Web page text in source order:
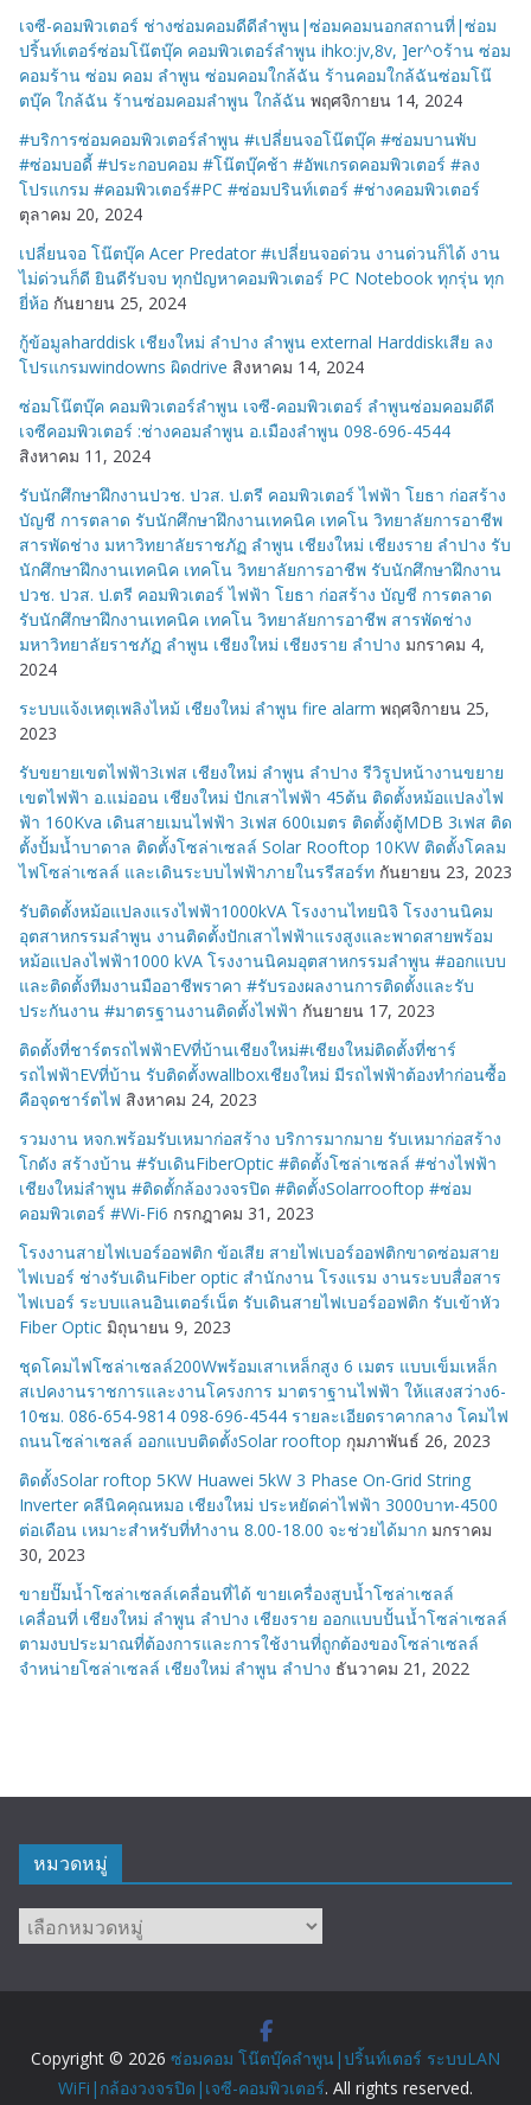
เจซี-คอมพิวเตอร์ ช่างซ่อมคอมดีดีลำพูน|ซ่อมคอมนอกสถานที่|ซ่อม
ปริ้นท์เตอร์ซ่อมโน๊ตบุ๊ค คอมพิวเตอร์ลำพูน ihko:jv,8v, ]er^oร้าน ซ่อม
คอมร้าน ซ่อม คอม ลำพูน ซ่อมคอมใกล้ฉัน ร้านคอมใกล้ฉันซ่อมโน๊
ตบุ๊ค ใกล้ฉัน ร้านซ่อมคอมลำพูน ใกล้ฉัน พฤศจิกายน 14, 2024
#บริการซ่อมคอมพิวเตอร์ลำพูน #เปลี่ยนจอโน๊ตบุ๊ค #ซ่อมบานพับ
#ซ่อมบอดี้ #ประกอบคอม #โน๊ตบุ๊คช้า #อัพเกรดคอมพิวเตอร์ #ลง
โปรแกรม #คอมพิวเตอร์#PC #ซ่อมปรินท์เตอร์ #ช่างคอมพิวเตอร์
ตุลาคม 20, 2024
เปลี่ยนจอ โน๊ตบุ๊ค Acer Predator #เปลี่ยนจอด่วน งานด่วนก็ได้ งาน
ไม่ด่วนก็ดี ยินดีรับจบ ทุกปัญหาคอมพิวเตอร์ PC Notebook ทุกรุ่น ทุก
ยี่ห้อ กันยายน 25, 2024
กู้ข้อมูลharddisk เชียงใหม่ ลำปาง ลำพูน external Harddiskเสีย ลง
โปรแกรมwindowns ผิดdrive สิงหาคม 14, 2024
ซ่อมโน๊ตบุ๊ค คอมพิวเตอร์ลำพูน เจซี-คอมพิวเตอร์ ลำพูนซ่อมคอมดีดี
เจซีคอมพิวเตอร์ :ช่างคอมลำพูน อ.เมืองลำพูน 098-696-4544
สิงหาคม 11, 2024
รับนักศึกษาฝึกงานปวช. ปวส. ป.ตรี คอมพิวเตอร์ ไฟฟ้า โยธา ก่อสร้าง
บัญชี การตลาด รับนักศึกษาฝึกงานเทคนิค เทคโน วิทยาลัยการอาชีพ
สารพัดช่าง มหาวิทยาลัยราชภัฏ ลำพูน เชียงใหม่ เชียงราย ลำปาง รับ
นักศึกษาฝึกงานเทคนิค เทคโน วิทยาลัยการอาชีพ รับนักศึกษาฝึกงาน
ปวช. ปวส. ป.ตรี คอมพิวเตอร์ ไฟฟ้า โยธา ก่อสร้าง บัญชี การตลาด
รับนักศึกษาฝึกงานเทคนิค เทคโน วิทยาลัยการอาชีพ สารพัดช่าง
มหาวิทยาลัยราชภัฏ ลำพูน เชียงใหม่ เชียงราย ลำปาง มกราคม 4,
2024
ระบบแจ้งเหตุเพลิงไหม้ เชียงใหม่ ลำพูน fire alarm พฤศจิกายน 25,
2023
รับขยายเขตไฟฟ้า3เฟส เชียงใหม่ ลำพูน ลำปาง รีวิรูปหน้างานขยาย
เขตไฟฟ้า อ.แม่ออน เชียงใหม่ ปักเสาไฟฟ้า 45ต้น ติดตั้งหม้อแปลงไฟ
ฟ้า 160Kva เดินสายเมนไฟฟ้า 3เฟส 600เมตร ติดตั้งตู้MDB 3เฟส ติด
ตั้งปั้มน้ำบาดาล ติดตั้งโซล่าเซลล์ Solar Rooftop 10KW ติดตั้งโคลม
ไฟโซล่าเซลล์ และเดินระบบไฟฟ้าภายในรรีสอร์ท กันยายน 23, 2023
รับติดตั้งหม้อแปลงแรงไฟฟ้า1000kVA โรงงานไทยนิจิ โรงงานนิคม
อุตสาหกรรมลำพูน งานติดตั้งปักเสาไฟฟ้าแรงสูงและพาดสายพร้อม
หม้อแปลงไฟฟ้า1000 kVA โรงงานนิคมอุตสาหกรรมลำพูน #ออกแบบ
และติดตั้งทีมงานมืออาชีพราคา #รับรองผลงานการติดตั้งและรับ
ประกันงาน #มาตรฐานงานติดตั้งไฟฟ้า กันยายน 17, 2023
ติดตั้งที่ชาร์ตรถไฟฟ้าEVที่บ้านเชียงใหม่#เชียงใหม่ติดตั้งที่ชาร์
รถไฟฟ้าEVที่บ้าน รับติดตั้งwallboxเชียงใหม่ มีรถไฟฟ้าต้องทำก่อนซื้อ
คือจุดชาร์ตไฟ สิงหาคม 24, 2023
รวมงาน หจก.พร้อมรับเหมาก่อสร้าง บริการมากมาย รับเหมาก่อสร้าง
โกดัง สร้างบ้าน #รับเดินFiberOptic #ติดตั้งโซล่าเซลล์ #ช่างไฟฟ้า
เชียงใหม่ลำพูน #ติดตั้กล้องวงจรปิด #ติดตั้งSolarrooftop #ซ่อม
คอมพิวเตอร์ #Wi-Fi6 กรกฎาคม 31, 2023
โรงงานสายไฟเบอร์ออฟติก ข้อเสีย สายไฟเบอร์ออฟติกขาดซ่อมสาย
ไฟเบอร์ ช่างรับเดินFiber optic สำนักงาน โรงแรม งานระบบสื่อสาร
ไฟเบอร์ ระบบแลนอินเตอร์เน็ต รับเดินสายไฟเบอร์ออฟติก รับเข้าหัว
Fiber Optic มิถุนายน 9, 2023
ชุดโคมไฟโซล่าเซลล์200Wพร้อมเสาเหล็กสูง 6 เมตร แบบเข็มเหล็ก
สเปคงานราชการและงานโครงการ มาตราฐานไฟฟ้า ให้แสงสว่าง6-
10ชม. 086-654-9814 098-696-4544 รายละเอียดราคากลาง โคมไฟ
ถนนโซล่าเซลล์ ออกแบบติดตั้งSolar rooftop กุมภาพันธ์ 26, 2023
ติดตั้งSolar roftop 5KW Huawei 5kW 3 Phase On-Grid String
Inverter คลีนิคคุณหมอ เชียงใหม่ ประหยัดค่าไฟฟ้า 3000บาท-4500
ต่อเดือน เหมาะสำหรับที่ทำงาน 8.00-18.00 จะช่วยได้มาก มกราคม
30, 2023
ขายปั๊มน้ำโซล่าเซลล์เคลื่อนที่ได้ ขายเครื่องสูบน้ำโซล่าเซลล์
เคลื่อนที่ เชียงใหม่ ลำพูน ลำปาง เชียงราย ออกแบบปั้นน้ำโซล่าเซลล์
ตามงบประมาณที่ต้องการและการใช้งานที่ถูกต้องของโซล่าเซลล์
จำหน่ายโซล่าเซลล์ เชียงใหม่ ลำพูน ลำปาง ธันวาคม 21, 2022
หมวดหมู่
หมวด
Copyright © 2026 ซ่อมคอม โน๊ตบุ๊คลำพูน|ปริ้นท์เตอร์ ระบบLAN
WiFi|กล้องวงจรปิด|เจซี-คอมพิวเตอร์. All rights reserved.